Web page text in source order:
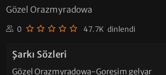
Gözel Orazmyradowa
0 47.7K dinlendi
Şarkı Sözleri
Gözel Orazmyradowa-Goresim gelyar